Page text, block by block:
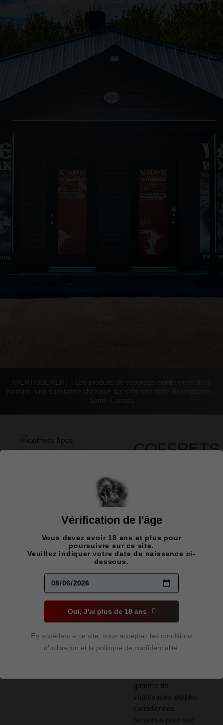
AVERTISSEMENT : Les produits de vapotage contiennent de la
nicotine, une substance chimique qui crée une forte dépendance. -
COFFRETS
WICKED
WHITE
PEACH
20MG
145,00$
Rupture de stock
Non
disponible
gamme de
vapoteuses jetables
canadiennes
reconnue pour son
Vérification de l'âge
Vous devez avoir 18 ans et plus pour
poursuivre sur ce site.
Veuillez indiquer votre date de naissance ci-
dessous.
Oui, J'ai plus de 18 ans
En accédant à ce site, vous acceptez les conditions
d'utilisation et la politique de confidentialité.